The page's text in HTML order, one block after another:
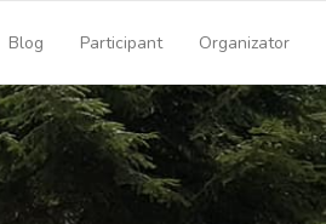
Blog Participant Organizator